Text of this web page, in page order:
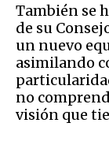
También se
de su
un nuevo
asimilando
no
visión que